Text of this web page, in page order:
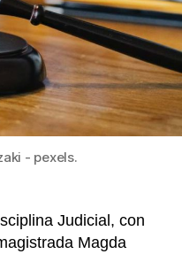
de
Cali
por
- pexels.
Judicial, con
Magda